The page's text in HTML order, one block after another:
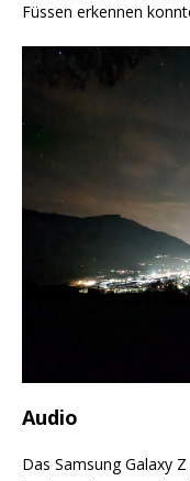
Füssen erkennen
Audio
Das Samsung Galaxy